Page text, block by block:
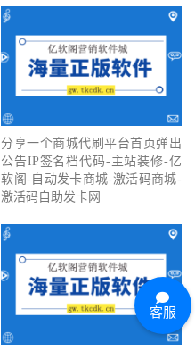
分享一个商城代刷平台首页弹出
公告IP签名档代码-主站装修-亿
软阁-自动发卡商城-激活码商城-
激活码自助发卡网
客服